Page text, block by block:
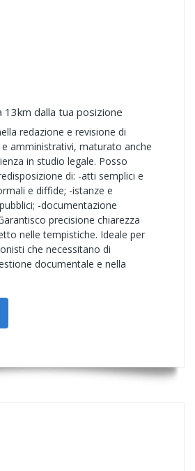
13km dalla tua posizione
redazione e revisione di
amministrativi, maturato anche
in studio legale. Posso
di: -atti semplici e
e diffide; -istanze e
-documentazione
precisione chiarezza
nelle tempistiche. Ideale per
che necessitano di
documentale e nella